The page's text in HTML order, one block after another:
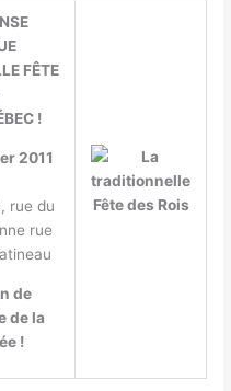
FÊTE
!
2011
rue du
rue
de
de la
!